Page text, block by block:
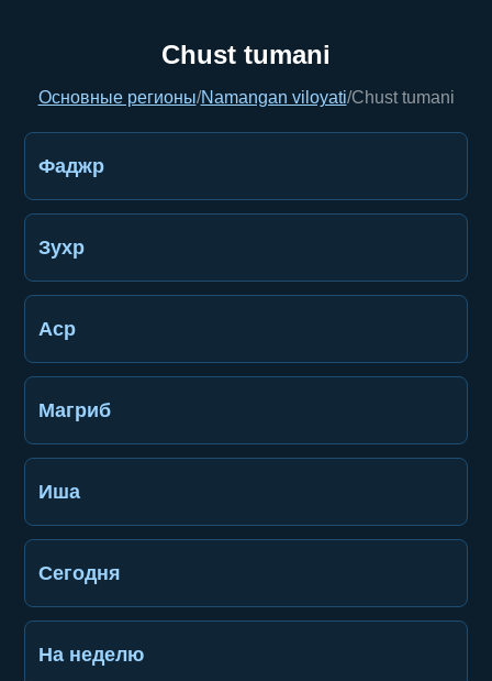
Chust tumani
Основные регионы/Namangan viloyati/Chust tumani
Фаджр
Зухр
Аср
Магриб
Иша
Сегодня
На неделю